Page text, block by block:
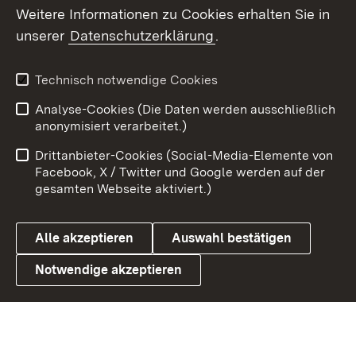
Social Wall
X / Twitter
Youtube
Link zum Landesportal
Benutzungshinweise
Barrierefreiheit
Datenschutz
Cookies
Weitere Informationen zu Cookies erhalten Sie in
unserer Datenschutzerklärung.
Technisch notwendige Cookies
Analyse-Cookies (Die Daten werden ausschließlich
anonymisiert verarbeitet.)
Drittanbieter-Cookies (Social-Media-Elemente von
Facebook, X / Twitter und Google werden auf der
gesamten Webseite aktiviert.)
Alle akzeptieren Auswahl bestätigen
Notwendige akzeptieren